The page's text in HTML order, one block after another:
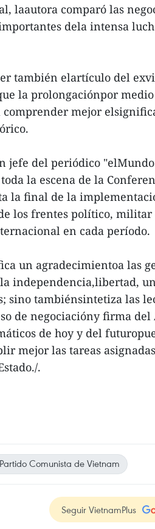
laautora comparó las
dela intensa
también elartículo del
la prolongaciónpor
comprender mejor
jefe del periódico
la escena de la
la final de la
los frentes político, militar
en cada período.
un agradecimientoa las
independencia,libertad,
sino tambiénsintetiza las
de negociacióny firma del
de hoy y del
mejor las tareas
.
Comunista de Vietnam
Seguir VietnamPlus